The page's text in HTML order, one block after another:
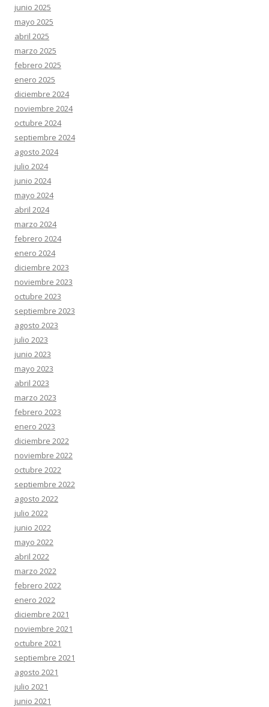
junio 2025
mayo 2025
abril 2025
marzo 2025
febrero 2025
enero 2025
diciembre 2024
noviembre 2024
octubre 2024
septiembre 2024
agosto 2024
julio 2024
junio 2024
mayo 2024
abril 2024
marzo 2024
febrero 2024
enero 2024
diciembre 2023
noviembre 2023
octubre 2023
septiembre 2023
agosto 2023
julio 2023
junio 2023
mayo 2023
abril 2023
marzo 2023
febrero 2023
enero 2023
diciembre 2022
noviembre 2022
octubre 2022
septiembre 2022
agosto 2022
julio 2022
junio 2022
mayo 2022
abril 2022
marzo 2022
febrero 2022
enero 2022
diciembre 2021
noviembre 2021
octubre 2021
septiembre 2021
agosto 2021
julio 2021
junio 2021